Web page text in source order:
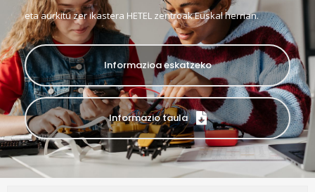
eta aurkitu zer ikastera HETEL zentroak Euskal herrian.
Informazioa eskatzeko
Informazio taula